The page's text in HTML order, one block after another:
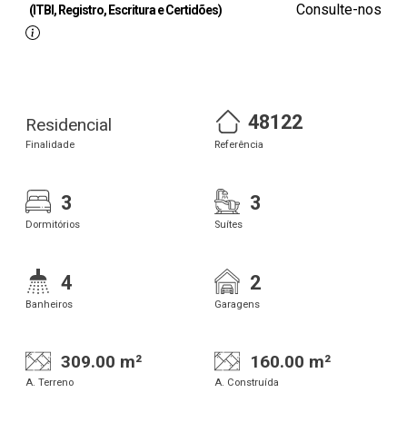
(ITBI, Registro, Escritura e Certidões) Consulte-nos
Residencial
Finalidade
48122
Referência
3
Dormitórios
3
Suítes
4
Banheiros
2
Garagens
309.00 m²
A. Terreno
160.00 m²
A. Construída